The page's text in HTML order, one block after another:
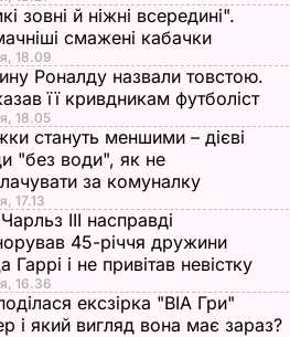
зовні й ніжні всередині".
смажені кабачки
18.09
Роналду назвали товстою.
її кривдникам футболіст
18.05
стануть меншими – дієві
"без води", як не
за комуналку
17.13
III насправді
45-річчя дружини
Гаррі і не привітав невістку
16.36
ексзірка "ВІА Гри"
і який вигляд вона має зараз?